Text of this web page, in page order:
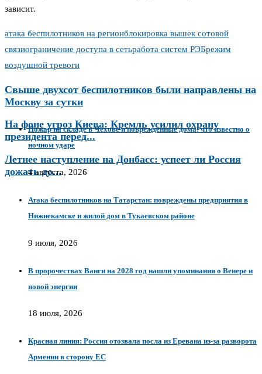
зависит.
атака беспилотников на регионблокировка вышек сотовой
связиограничение доступа в сетьработа систем РЭБрежим
воздушной тревоги
Свыше двухсот беспилотников были направлены на
Москву за сутки
На фоне угроз Киева: Кремль усилил охрану
президента перед...
Летнее наступление на Донбасс: успеет ли Россия
дожать до...
Пожар на складе в Чехове и поврежденные дома: что известно о
ночном ударе
4 августа, 2026
Атака беспилотников на Татарстан: повреждены предприятия в
Нижнекамске и жилой дом в Тукаевском районе
9 июля, 2026
В пророчествах Ванги на 2028 год нашли упоминания о Венере и
новой энергии
18 июля, 2026
Красная линия: Россия отозвала посла из Еревана из-за разворота
Армении в сторону ЕС